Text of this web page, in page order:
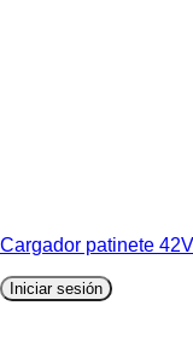
Cargador patinete
Iniciar sesión